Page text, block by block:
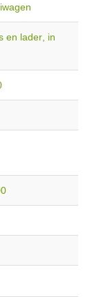
en lader, in